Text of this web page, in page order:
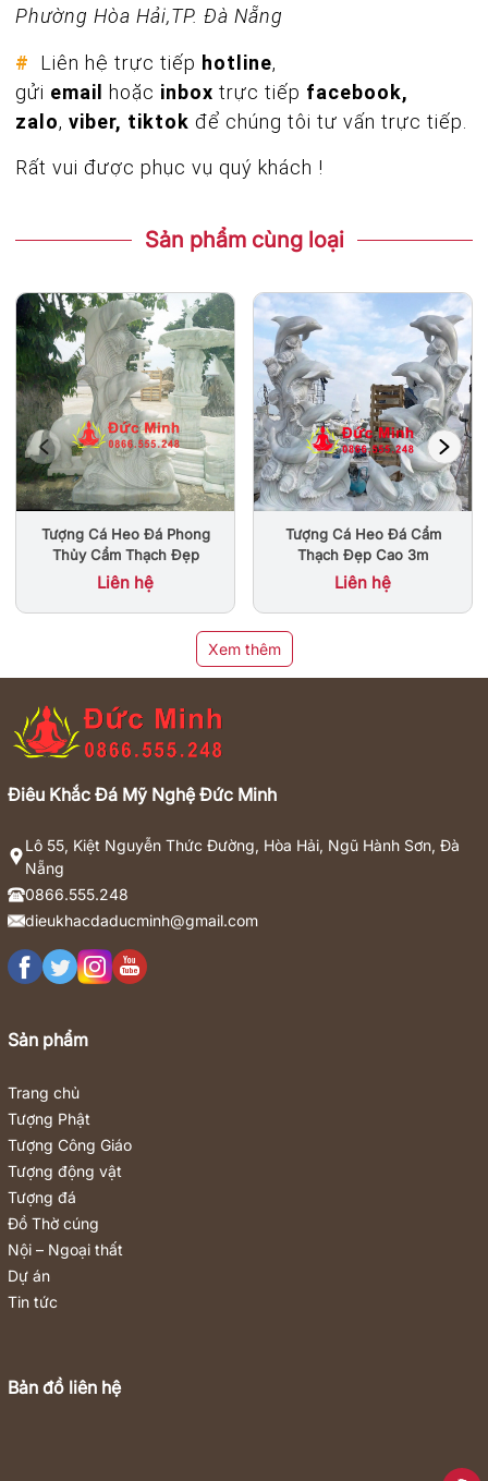
Phường Hòa Hải,TP. Đà Nẵng
# Liên hệ trực tiếp hotline,
gửi email hoặc inbox trực tiếp facebook,
zalo, viber, tiktok để chúng tôi tư vấn trực tiếp.
Rất vui được phục vụ quý khách !
Sản phẩm cùng loại
Tượng Cá Heo Đá Phong
Thủy Cẩm Thạch Đẹp
Liên hệ
Tượng Cá Heo Đá Cẩm
Thạch Đẹp Cao 3m
Liên hệ
Xem thêm
Điêu Khắc Đá Mỹ Nghệ Đức Minh
Lô 55, Kiệt Nguyễn Thức Đường, Hòa Hải, Ngũ Hành Sơn, Đà
Nẵng
0866.555.248
dieukhacdaducminh@gmail.com
Sản phẩm
Trang chủ
Tượng Phật
Tượng Công Giáo
Tượng động vật
Tượng đá
Đồ Thờ cúng
Nội – Ngoại thất
Dự án
Tin tức
Bản đồ liên hệ